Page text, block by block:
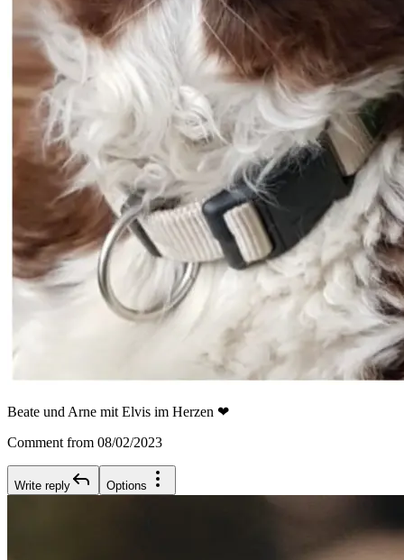
Beate und Arne mit Elvis im Herzen ❤
Comment from 08/02/2023
Write reply Options